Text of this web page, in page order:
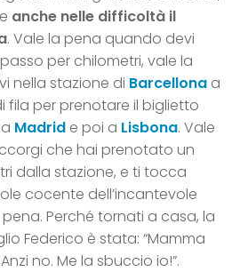
anche nelle difficoltà il
. Vale la pena quando devi
per chilometri, vale la
nella stazione di Barcellona a
fila per prenotare il biglietto
Madrid e poi a Lisbona. Vale
che hai prenotato un
dalla stazione, e ti tocca
cocente dell’incantevole
pena. Perché tornati a casa, la
Federico è stata: “Mamma
no. Me la sbuccio io!”.